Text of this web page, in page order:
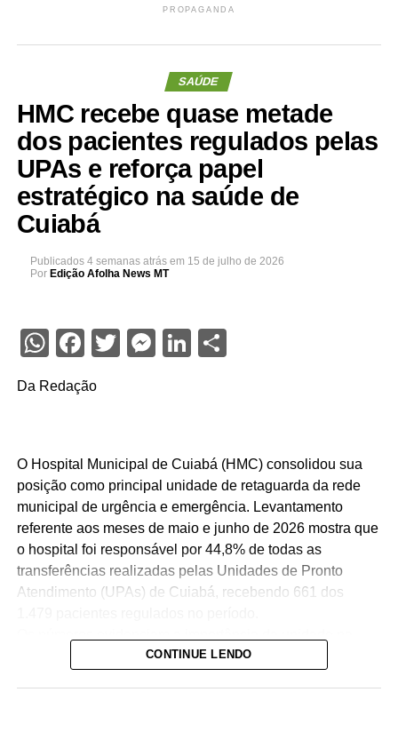
PROPAGANDA
SAÚDE
HMC recebe quase metade
dos pacientes regulados pelas
UPAs e reforça papel
estratégico na saúde de
Cuiabá
Publicados 4 semanas atrás em 15 de julho de 2026
Por Edição Afolha News MT
WhatsApp
Facebook
Twitter
Messenger
LinkedIn
Share
Da Redação
O Hospital Municipal de Cuiabá (HMC) consolidou sua
posição como principal unidade de retaguarda da rede
municipal de urgência e emergência. Levantamento
referente aos meses de maio e junho de 2026 mostra que
o hospital foi responsável por 44,8% de todas as
transferências realizadas pelas Unidades de Pronto
Atendimento (UPAs) de Cuiabá, recebendo 661 dos
organização da assistência hospitalar. Sozinho, o HMC
CONTINUE LENDO